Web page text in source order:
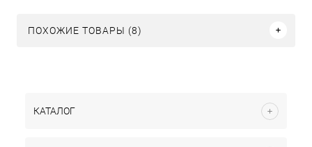
ПОХОЖИЕ ТОВАРЫ (8)
КАТАЛОГ